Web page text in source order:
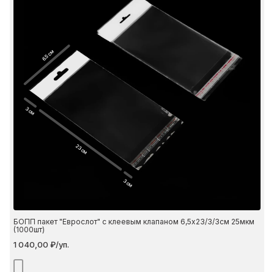
6.5 см
23 см
3 см
3 см
БОПП пакет "Еврослот" с клеевым клапаном 6,5х23/3/3см 25мкм
(1000шт)
1 040,00 ₽/уп.